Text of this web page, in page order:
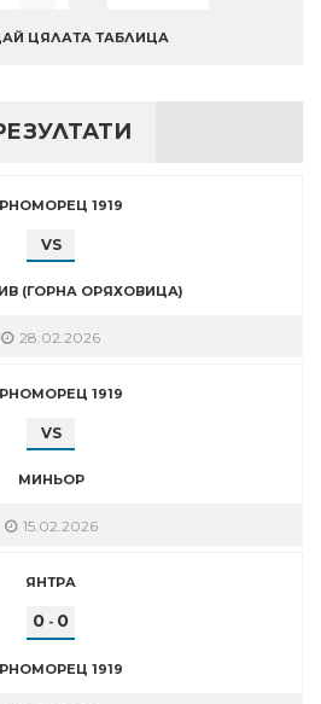
ЦЯЛАТА ТАБЛИЦА
1919
VS
(ГОРНА ОРЯХОВИЦА)
28.02.2026
1919
VS
МИНЬОР
15.02.2026
ЯНТРА
0 - 0
1919